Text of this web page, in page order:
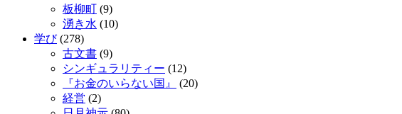
板柳町 (9)
湧き水 (10)
学び(278)
古文書 (9)
シンギュラリティー (12)
『お金のいらない国』
(20)
経営 (2)